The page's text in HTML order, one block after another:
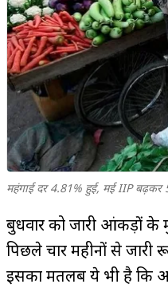
महंगाई दर 4.81% हुई, मई IIP
बुधवार को जारी आंकड़ों के
पिछले चार महीनों से
इसका मतलब ये भी है कि अब